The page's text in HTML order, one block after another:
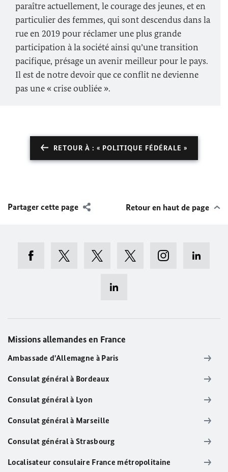
paraître actuellement, le courage des jeunes, et en
particulier des femmes, qui sont descendus dans la
rue en 2019 pour réclamer une plus grande
participation à la société ainsi qu’une transition
pacifique, présage un avenir meilleur pour le pays.
Il est de notre devoir que ce conflit ne devienne
pas une « crise oubliée ».
RETOUR À : « POLITIQUE FÉDÉRALE »
Partager cette page Retour en haut de page
Missions allemandes en France
Ambassade d'Allemagne à Paris
Consulat général à Bordeaux
Consulat général à Lyon
Consulat général à Marseille
Consulat général à Strasbourg
Localisateur consulaire France métropolitaine